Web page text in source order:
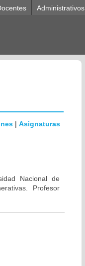
Administrativos
| Asignaturas
Nacional de
Profesor